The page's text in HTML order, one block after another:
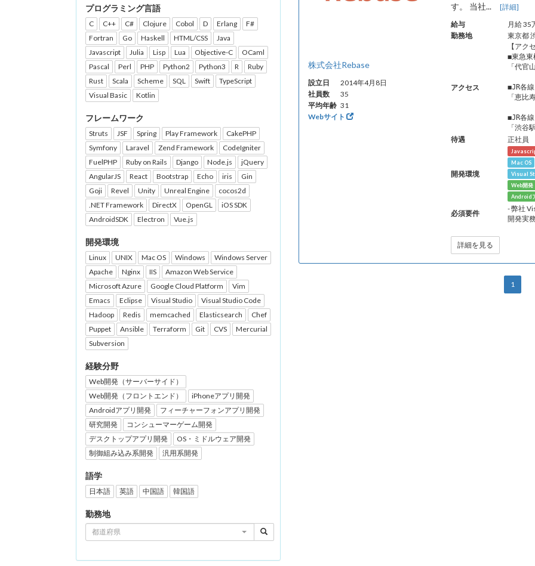
プログラミング言語
C C++ C# Clojure Cobol D Erlang
F#
Fortran
Go Haskell HTML/CSS
Java
Javascript
Julia Lisp Lua Objective-C
OCaml
Pascal
Perl PHP Python2 Python3 R
Ruby
Rust
Scala Scheme SQL Swift
TypeScript
Visual Basic
Kotlin
フレームワーク
Struts JSF Spring Play Framework
CakePHP
Symfony
Laravel Zend Framework
CodeIgniter
FuelPHP
Ruby on Rails Django Node.js
jQuery
AngularJS
React Bootstrap Echo iris
Gin
Goji
Revel Unity Unreal Engine
cocos2d
.NET Framework
DirectX OpenGL
iOS SDK
AndroidSDK
Electron Vue.js
開発環境
Linux UNIX Mac OS Windows
Windows Server
Apache
Nginx IIS
Amazon Web Service
Microsoft Azure
Google Cloud Platform
Vim
Emacs
Eclipse Visual Studio
Visual Studio Code
Hadoop
Redis memcached Elasticsearch
Chef
Puppet
Ansible Terraform Git CVS
Mercurial
Subversion
経験分野
Web開発（サーバーサイド）
Web開発（フロントエンド）
iPhoneアプリ開発
Androidアプリ開発
フィーチャーフォンアプリ開発
研究開発
コンシューマーゲーム開発
デスクトップアプリ開発
OS・ミドルウェア開発
制御組み込み系開発
汎用系開発
語学
日本語 英語 中国語 韓国語
勤務地
都道府県
株式会社Rebase
設立日
2014年4月8日
社員数
35
平均年齢 31
Webサイト
す。 当社... [詳細]
給与
月給 35
勤務地
東京都
アクセス
【アク
◼東急東
「代官
◼JR各
「恵比
◼JR各
「渋谷
待遇 正社員
開発環境
Mac OS
Visual
Web開発
Android
必須要件
- 弊社
開発実
詳細を見る
1